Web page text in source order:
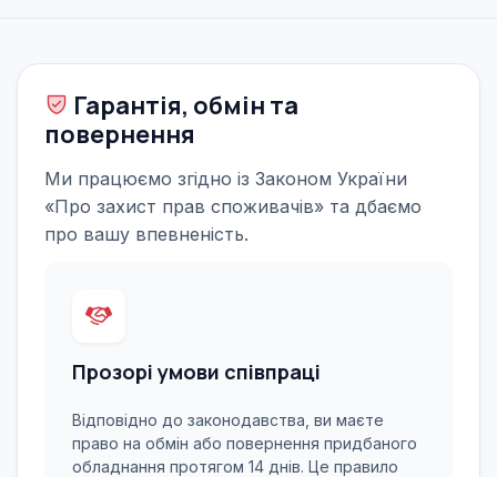
Гарантія, обмін та
повернення
Ми працюємо згідно із Законом України
«Про захист прав споживачів» та дбаємо
про вашу впевненість.
Прозорі умови співпраці
Відповідно до законодавства, ви маєте
право на обмін або повернення придбаного
обладнання протягом 14 днів. Це правило